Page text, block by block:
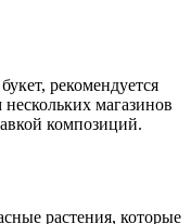
рекомендуется
нескольких магазинов
композиций.
растения, которые